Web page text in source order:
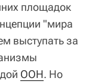
площадок
"мира
выступать за
ООН. Но